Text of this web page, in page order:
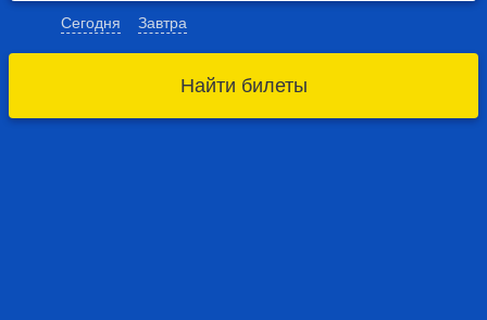
Сегодня Завтра
Найти билеты